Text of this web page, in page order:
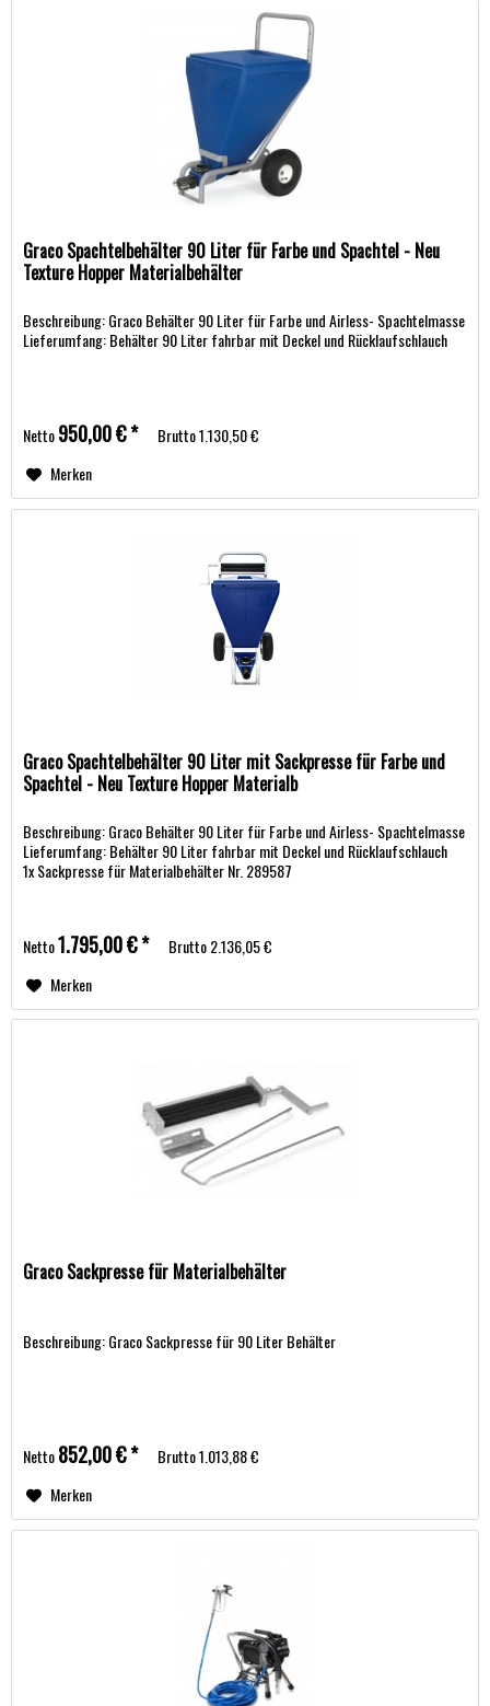
Graco Spachtelbehälter 90 Liter für Farbe und Spachtel - Neu
Texture Hopper Materialbehälter
Beschreibung: Graco Behälter 90 Liter für Farbe und Airless- Spachtelmasse
Lieferumfang: Behälter 90 Liter fahrbar mit Deckel und Rücklaufschlauch
Netto950,00 € * Brutto1.130,50 €
Merken
Graco Spachtelbehälter 90 Liter mit Sackpresse für Farbe und
Spachtel - Neu Texture Hopper Materialb
Beschreibung: Graco Behälter 90 Liter für Farbe und Airless- Spachtelmasse
Lieferumfang: Behälter 90 Liter fahrbar mit Deckel und Rücklaufschlauch
1x Sackpresse für Materialbehälter Nr. 289587
Netto1.795,00 € * Brutto2.136,05 €
Merken
Graco Sackpresse für Materialbehälter
Beschreibung: Graco Sackpresse für 90 Liter Behälter
Netto852,00 € * Brutto1.013,88 €
Merken